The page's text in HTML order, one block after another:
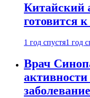
Китайский
готовится
1 год спустя1 год
Врач
заболевание